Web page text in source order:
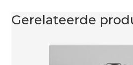
Gerelateerde